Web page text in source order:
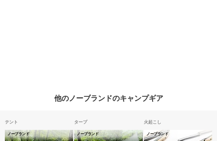
他のノーブランドのキャンプギア
テント
ノーブランド
タープ
ノーブランド
火起こし
ノーブランド